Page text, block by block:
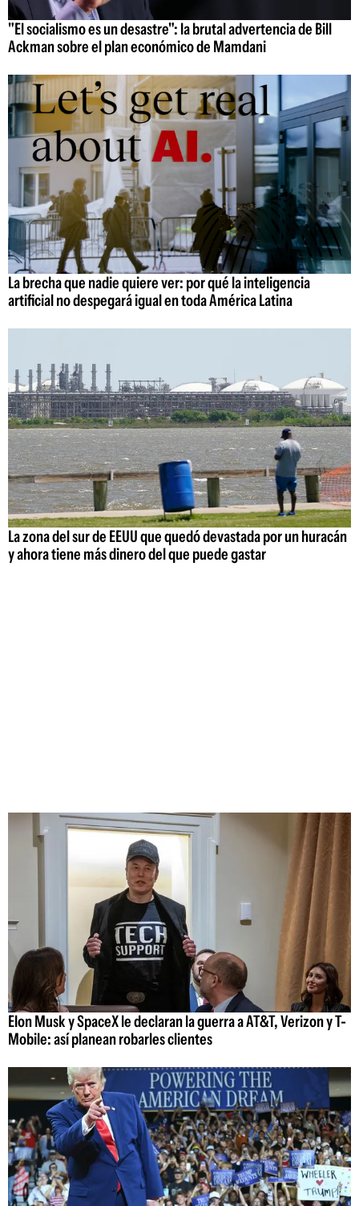
"El socialismo es un desastre": la brutal advertencia de Bill
Ackman sobre el plan económico de Mamdani
La brecha que nadie quiere ver: por qué la inteligencia
artificial no despegará igual en toda América Latina
La zona del sur de EEUU que quedó devastada por un huracán
y ahora tiene más dinero del que puede gastar
Elon Musk y SpaceX le declaran la guerra a AT&T, Verizon y T-
Mobile: así planean robarles clientes